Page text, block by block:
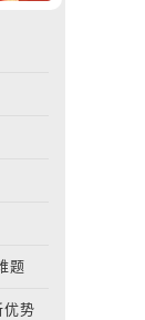
题
优势